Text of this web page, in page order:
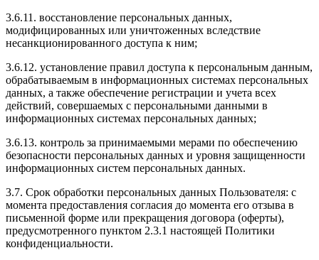
3.6.11. восстановление персональных данных,
модифицированных или уничтоженных вследствие
несанкционированного доступа к ним;
3.6.12. установление правил доступа к персональным данным,
обрабатываемым в информационных системах персональных
данных, а также обеспечение регистрации и учета всех
действий, совершаемых с персональными данными в
информационных системах персональных данных;
3.6.13. контроль за принимаемыми мерами по обеспечению
безопасности персональных данных и уровня защищенности
информационных систем персональных данных.
3.7. Срок обработки персональных данных Пользователя: с
момента предоставления согласия до момента его отзыва в
письменной форме или прекращения договора (оферты),
предусмотренного пунктом 2.3.1 настоящей Политики
конфиденциальности.